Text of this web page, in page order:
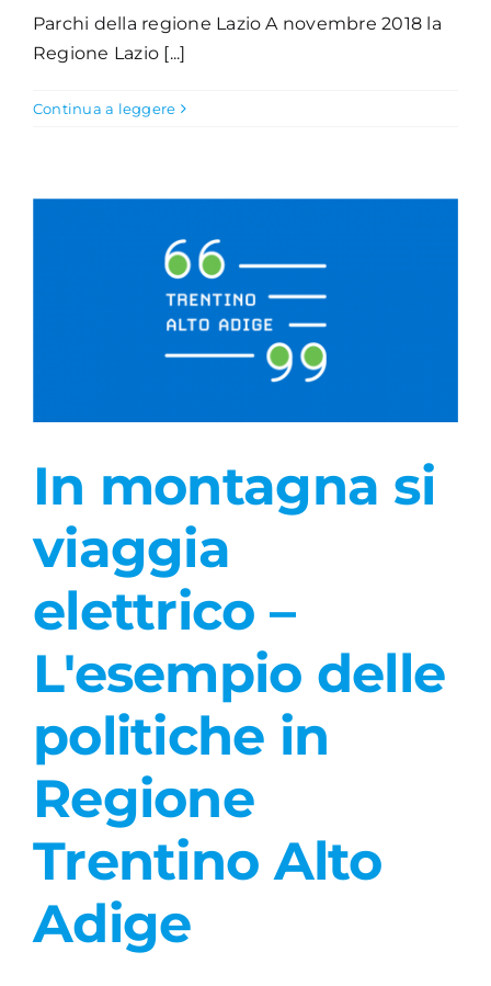
Parchi della regione Lazio A novembre 2018 la
Regione Lazio [...]
Continua a leggere
In montagna si
viaggia
elettrico –
L'esempio delle
politiche in
Regione
Trentino Alto
Adige